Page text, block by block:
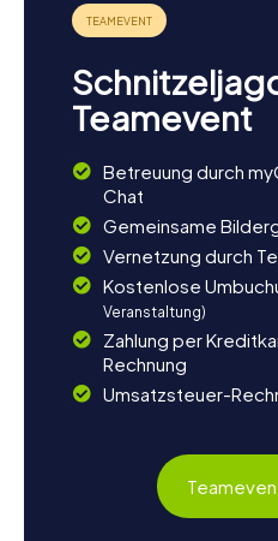
Teamevent
Betreuung durch
Chat
Gemeinsame
Vernetzung durch
Kostenlose
Veranstaltung)
Zahlung per
Rechnung
Umsatzsteuer-